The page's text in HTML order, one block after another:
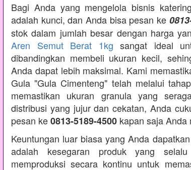
Bagi Anda yang mengelola bisnis
adalah kunci, dan Anda bisa pesan ke
stok dalam jumlah besar dengan harga
Aren Semut Berat 1kg sangat ideal
dibandingkan membeli ukuran kecil,
Anda dapat lebih maksimal. Kami
Gula "Gula Cimenteng" telah melalui
memastikan ukuran granula yang
distribusi yang jujur dan cekatan, Anda
pesan ke0813-5189-4500 kapan saja Anda
Keuntungan luar biasa yang Anda
adalah kesegaran produk yang
memproduksi secara kontinu untuk